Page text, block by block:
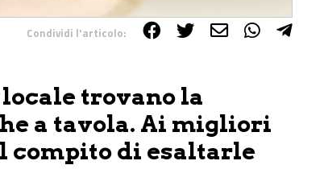
Condividi l'articolo:
trovano la
a tavola. Ai migliori
compito di esaltarle